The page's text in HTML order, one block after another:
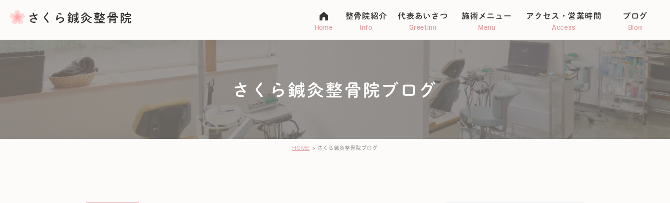
Home
整骨院紹介
Info
代表あいさつ
Greeting
施術メニュー
Menu
マタニティ整体 アトピー
不妊・子宝整体
バランス整体・ふくらはぎマッサージ
アクセス・営業時間
Access
ブログ
Blog
さくら鍼灸整骨院ブログ
HOME さくら鍼灸整骨院ブログ